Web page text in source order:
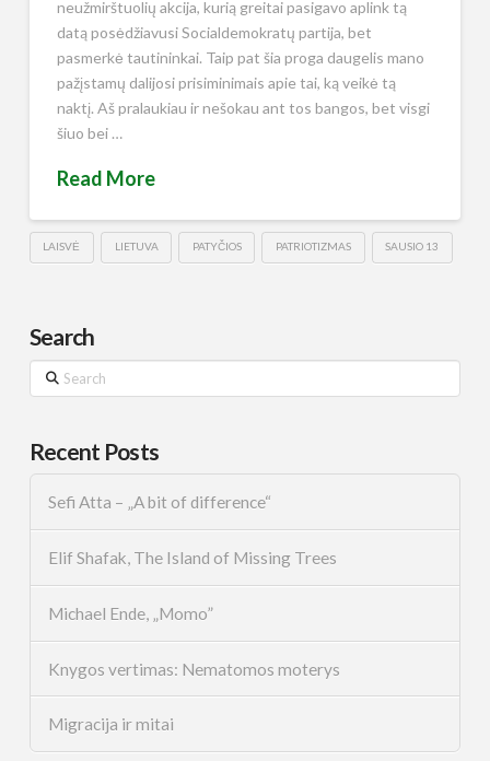
neužmirštuolių akcija, kurią greitai pasigavo aplink tą
datą posėdžiavusi Socialdemokratų partija, bet
pasmerkė tautininkai. Taip pat šia proga daugelis mano
pažįstamų dalijosi prisiminimais apie tai, ką veikė tą
naktį. Aš pralaukiau ir nešokau ant tos bangos, bet visgi
šiuo bei …
Read More
LAISVĖ LIETUVA PATYČIOS PATRIOTIZMAS SAUSIO 13
Search
Search
Recent Posts
Sefi Atta – „A bit of difference“
Elif Shafak, The Island of Missing Trees
Michael Ende, „Momo”
Knygos vertimas: Nematomos moterys
Migracija ir mitai